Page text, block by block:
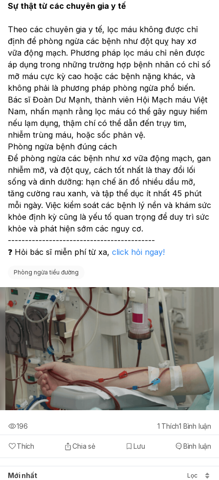
Sự thật từ các chuyên gia y tế
Theo các chuyên gia y tế, lọc máu không được chỉ
định để phòng ngừa các bệnh như đột quỵ hay xơ
vữa động mạch. Phương pháp lọc máu chỉ nên được
áp dụng trong những trường hợp bệnh nhân có chỉ số
mỡ máu cực kỳ cao hoặc các bệnh nặng khác, và
không phải là phương pháp phòng ngừa phổ biến.
Bác sĩ Đoàn Dư Mạnh, thành viên Hội Mạch máu Việt
Nam, nhấn mạnh rằng lọc máu có thể gây nguy hiểm
nếu lạm dụng, thậm chí có thể dẫn đến trụy tim,
nhiễm trùng máu, hoặc sốc phản vệ.
Phòng ngừa bệnh đúng cách
Để phòng ngừa các bệnh như xơ vữa động mạch, gan
nhiễm mỡ, và đột quỵ, cách tốt nhất là thay đổi lối
sống và dinh dưỡng: hạn chế ăn đồ nhiều dầu mỡ,
tăng cường rau xanh, và tập thể dục ít nhất 45 phút
mỗi ngày. Việc kiểm soát các bệnh lý nền và khám sức
khỏe định kỳ cũng là yếu tố quan trọng để duy trì sức
khỏe và phát hiện sớm các nguy cơ.
-------------------------------------------
❓ Hỏi bác sĩ miễn phí từ xa, click hỏi ngay!
Phòng ngừa tiểu đường
Thích Chia sẻ Lưu Bình luận
196 1 Thích1 Bình luận
Mới nhất Lọc